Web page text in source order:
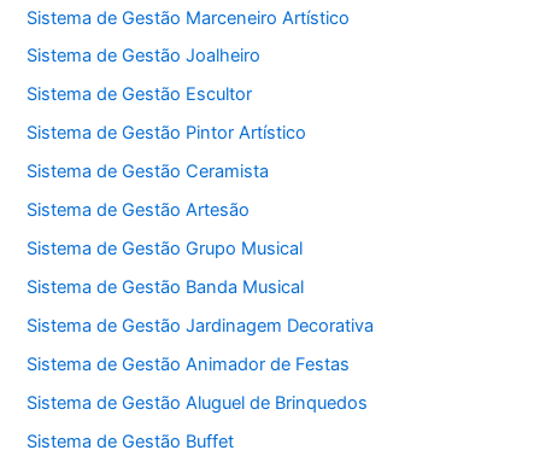
Sistema de Gestão Marceneiro Artístico
Sistema de Gestão Joalheiro
Sistema de Gestão Escultor
Sistema de Gestão Pintor Artístico
Sistema de Gestão Ceramista
Sistema de Gestão Artesão
Sistema de Gestão Grupo Musical
Sistema de Gestão Banda Musical
Sistema de Gestão Jardinagem Decorativa
Sistema de Gestão Animador de Festas
Sistema de Gestão Aluguel de Brinquedos
Sistema de Gestão Buffet